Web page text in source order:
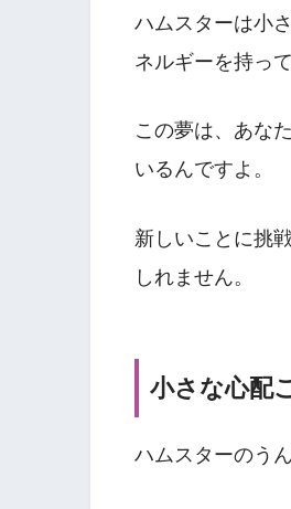
ハムスターは小
ネルギーを持っ
この夢は、あな
いるんですよ。
新しいことに挑
しれません。
小さな心配
ハムスターのう